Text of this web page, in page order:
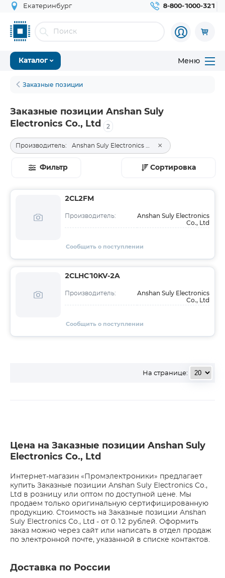
Екатеринбург 8-800-1000-321
Каталог Меню
Заказные позиции
Заказные позиции Anshan Suly
Electronics Co., Ltd
2
Производитель: ×
Фильтр Сортировка
2CL2FM
Производитель:
Anshan Suly Electronics
Co., Ltd
Сообщить о поступлении
2CLHC10KV-2A
Производитель:
Anshan Suly Electronics
Co., Ltd
Сообщить о поступлении
На странице:
Цена на Заказные позиции Anshan Suly
Electronics Co., Ltd
Интернет-магазин «Промэлектроники» предлагает
купить Заказные позиции Anshan Suly Electronics Co.,
Ltd в розницу или оптом по доступной цене. Мы
продаем только оригинальную сертифицированную
продукцию. Стоимость на Заказные позиции Anshan
Suly Electronics Co., Ltd - от 0.12 рублей. Оформить
заказ можно через сайт или написать в отдел продаж
по электронной почте, указанной в списке контактов.
Доставка по России